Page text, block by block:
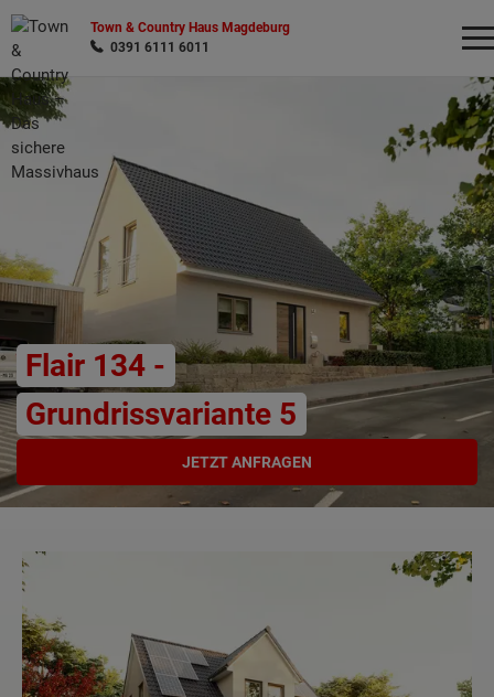
Town & Country Haus Magdeburg
0391 6111 6011
Flair 134 -
Grundrissvariante 5
JETZT ANFRAGEN
Wonach möchten Sie suchen?